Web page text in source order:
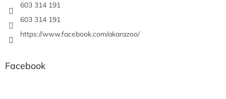
603 314 191
603 314 191
https://www.facebook.com/akarazoo/
Facebook